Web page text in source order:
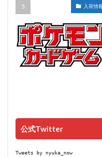
入荷情
公式Twitter
Tweets by nyuka_now